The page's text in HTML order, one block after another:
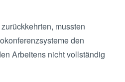
mussten
den
Arbeitens nicht vollständig